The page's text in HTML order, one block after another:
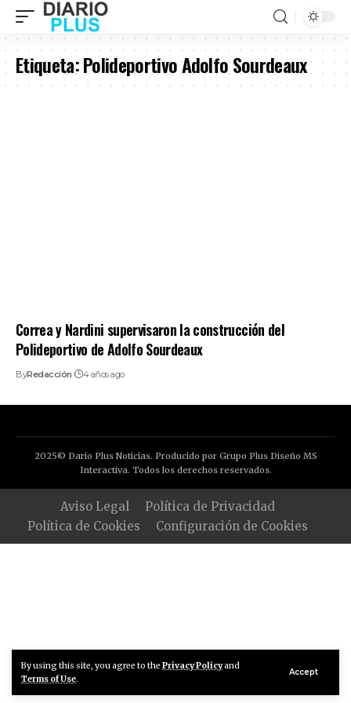
By using this site, you agree to the Privacy Policyand
Terms of Use.
Accept
Etiqueta:Polideportivo Adolfo Sourdeaux
Correa y Nardini supervisaron la construcción del
Polideportivo de Adolfo Sourdeaux
ByRedacción 4 años ago
2025© Dario Plus Noticias. Producido por Grupo Plus Diseño MS
Interactiva. Todos los derechos reservados.
Aviso Legal
Política de Privacidad
Política de Cookies
Configuración de Cookies